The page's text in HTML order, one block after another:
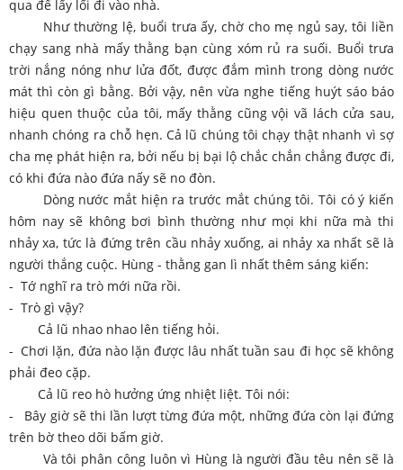
qua để lấy lối đi vào nhà.
Như thường lệ, buổi trưa ấy, chờ cho mẹ ngủ say, tôi liền
chạy sang nhà mấy thằng bạn cùng xóm rủ ra suối. Buổi trưa
trời nắng nóng như lửa đốt, được đắm mình trong dòng nước
mát thì còn gì bằng. Bởi vậy, nên vừa nghe tiếng huýt sáo báo
hiệu quen thuộc của tôi, mấy thằng cũng vội vã lách cửa sau,
nhanh chóng ra chỗ hẹn. Cả lũ chúng tôi chạy thật nhanh vì sợ
cha mẹ phát hiện ra, bởi nếu bị bại lộ chắc chắn chẳng được đi,
có khi đứa nào đứa nấy sẽ no đòn.
Dòng nước mắt hiện ra trước mắt chúng tôi. Tôi có ý kiến
hôm nay sẽ không bơi bình thường như mọi khi nữa mà thi
nhảy xa, tức là đứng trên cầu nhảy xuống, ai nhảy xa nhất sẽ là
người thắng cuộc. Hùng - thằng gan lì nhất thêm sáng kiến:
- Tớ nghĩ ra trò mới nữa rồi.
- Trò gì vậy?
Cả lũ nhao nhao lên tiếng hỏi.
- Chơi lặn, đứa nào lặn được lâu nhất tuần sau đi học sẽ không
phải đeo cặp.
Cả lũ reo hò hưởng ứng nhiệt liệt. Tôi nói:
- Bây giờ sẽ thi lần lượt từng đứa một, những đứa còn lại đứng
trên bờ theo dõi bấm giờ.
Và tôi phân công luôn vì Hùng là người đầu têu nên sẽ là